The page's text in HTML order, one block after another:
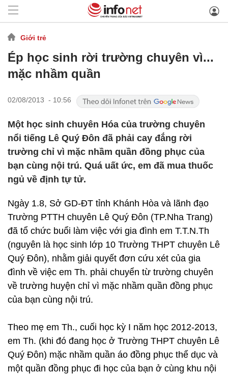
Giới trẻ
Ép học sinh rời trường chuyên vì...
mặc nhầm quần
02/08/2013 - 10:56
Một học sinh chuyên Hóa của trường chuyên
nổi tiếng Lê Quý Đôn đã phải cay đắng rời
trường chỉ vì mặc nhầm quần đồng phục của
bạn cùng nội trú. Quá uất ức, em đã mua thuốc
ngủ về định tự tử.
Ngày 1.8, Sở GD-ĐT tỉnh Khánh Hòa và lãnh đạo
Trường PTTH chuyên Lê Quý Đôn (TP.Nha Trang)
đã tổ chức buổi làm việc với gia đình em T.T.N.Th
(nguyên là học sinh lớp 10 Trường THPT chuyên Lê
Quý Đôn), nhằm giải quyết đơn cứu xét của gia
đình về việc em Th. phải chuyển từ trường chuyên
về trường huyện chỉ vì mặc nhầm quần đồng phục
của bạn cùng nội trú.
Theo mẹ em Th., cuối học kỳ I năm học 2012-2013,
em Th. (khi đó đang học ở Trường THPT chuyên Lê
Quý Đôn) mặc nhầm quần áo đồng phục thể dục và
một quần đồng phục đi học của bạn ở cùng khu nội